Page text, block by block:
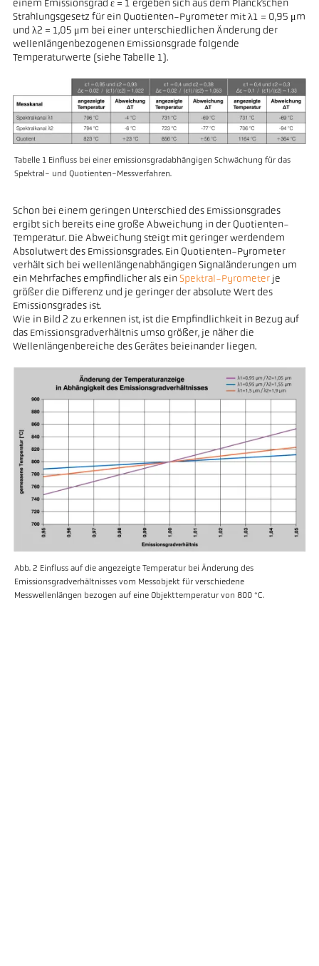
einem Emissionsgrad ε = 1 ergeben sich aus dem Planck’schen
Strahlungsgesetz für ein Quotienten-Pyrometer mit λ1 = 0,95 μm
und λ2 = 1,05 μm bei einer unterschiedlichen Änderung der
wellenlängenbezogenen Emissionsgrade folgende
Temperaturwerte (siehe Tabelle 1).
Tabelle 1 Einfluss bei einer emissionsgradabhängigen Schwächung für das
Spektral- und Quotienten-Messverfahren.
Schon bei einem geringen Unterschied des Emissionsgrades
ergibt sich bereits eine große Abweichung in der Quotienten-
Temperatur. Die Abweichung steigt mit geringer werdendem
Absolutwert des Emissionsgrades. Ein Quotienten-Pyrometer
verhält sich bei wellenlängenabhängigen Signaländerungen um
ein Mehrfaches empfindlicher als ein Spektral-Pyrometerje
größer die Differenz und je geringer der absolute Wert des
Emissionsgrades ist.
Wie in Bild 2 zu erkennen ist, ist die Empfindlichkeit in Bezug auf
das Emissionsgradverhältnis umso größer, je näher die
Wellenlängenbereiche des Gerätes beieinander liegen.
Abb. 2 Einfluss auf die angezeigte Temperatur bei Änderung des
Emissionsgradverhältnisses vom Messobjekt für verschiedene
Messwellenlängen bezogen auf eine Objekttemperatur von 800 °C.